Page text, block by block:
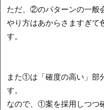
ただ、②のパターンの一般
やり方はあからさますぎて
す。
また①は「確度の高い」部
す。
なので、①案を採用しつつ